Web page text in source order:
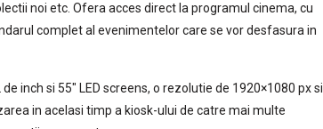
noi etc. Ofera acces direct la programul cinema, cu
complet al evenimentelor care se vor desfasura in
inch si 55″ LED screens, o rezolutie de 1920×1080 px si
in acelasi timp a kiosk-ului de catre mai multe